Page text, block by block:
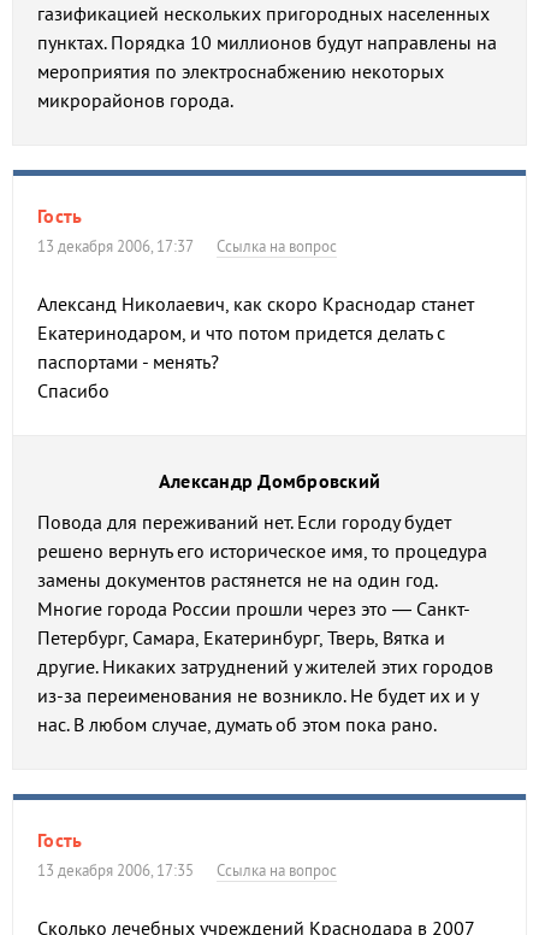
газификацией нескольких пригородных населенных
пунктах. Порядка 10 миллионов будут направлены на
мероприятия по электроснабжению некоторых
микрорайонов города.
Гость
13 декабря 2006, 17:37 Ссылка на вопрос
Александ Николаевич, как скоро Краснодар станет
Екатеринодаром, и что потом придется делать с
паспортами - менять?
Спасибо
Александр Домбровский
Повода для переживаний нет. Если городу будет
решено вернуть его историческое имя, то процедура
замены документов растянется не на один год.
Многие города России прошли через это — Санкт-
Петербург, Самара, Екатеринбург, Тверь, Вятка и
другие. Никаких затруднений у жителей этих городов
из-за переименования не возникло. Не будет их и у
нас. В любом случае, думать об этом пока рано.
Гость
13 декабря 2006, 17:35 Ссылка на вопрос
Сколько лечебных учреждений Краснодара в 2007